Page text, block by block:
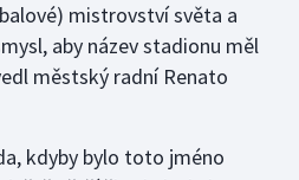
mistrovství světa a
aby název stadionu měl
městský radní Renato
kdyby bylo toto jméno